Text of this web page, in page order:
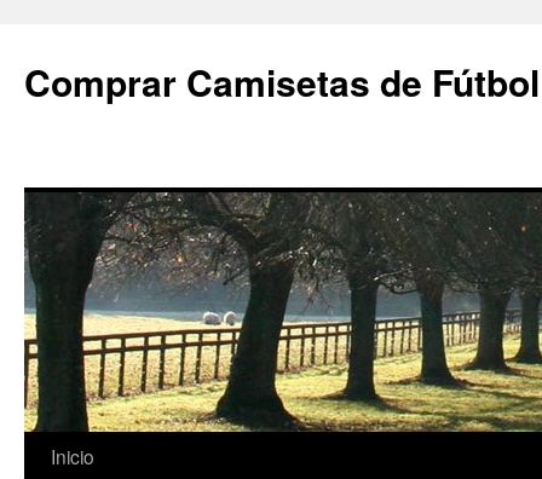
Comprar Camisetas de
Saltar
Inicio